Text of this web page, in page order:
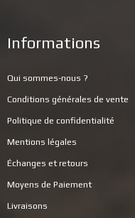
Informations
Qui sommes-nous ?
Conditions générales de vente
Politique de confidentialité
Mentions légales
Échanges et retours
Moyens de Paiement
Livraisons